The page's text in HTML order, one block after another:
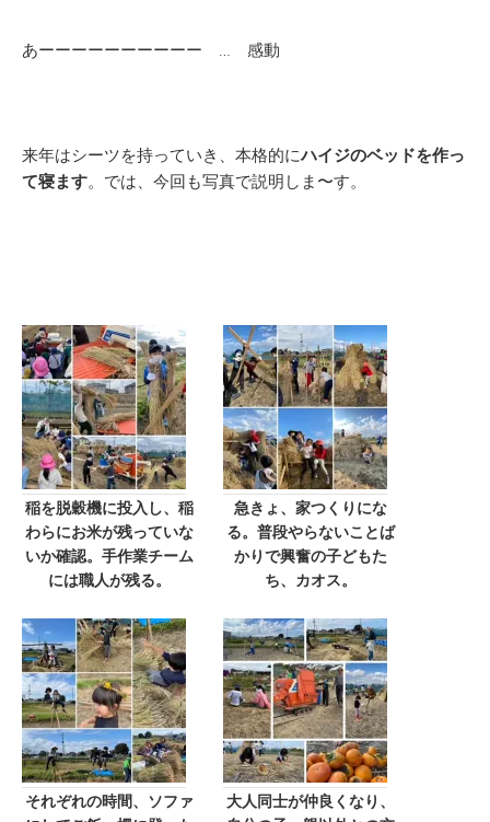
あーーーーーーーーーー … 感動
来年はシーツを持っていき、本格的にハイジのベッドを作っ
て寝ます。では、今回も写真で説明しま〜す。
稲を脱穀機に投入し、稲
わらにお米が残っていな
いか確認。手作業チーム
には職人が残る。
急きょ、家つくりにな
る。普段やらないことば
かりで興奮の子どもた
ち、カオス。
それぞれの時間、ソファ
大人同士が仲良くなり、